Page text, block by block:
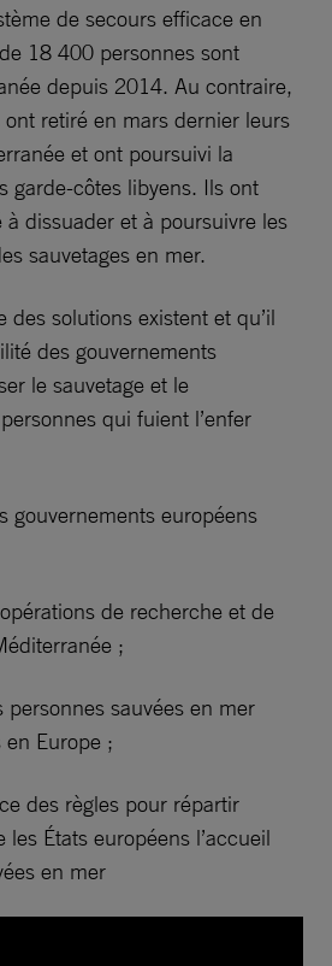
de secours efficace en
18 400 personnes sont
depuis 2014. Au contraire,
ont retiré en mars dernier leurs
et ont poursuivi la
garde-côtes libyens. Ils ont
dissuader et à poursuivre les
sauvetages en mer.
des solutions existent et qu’il
des gouvernements
le sauvetage et le
qui fuient l’enfer
gouvernements européens
de recherche et de
;
sauvées en mer
Europe ;
règles pour répartir
États européens l’accueil
en mer